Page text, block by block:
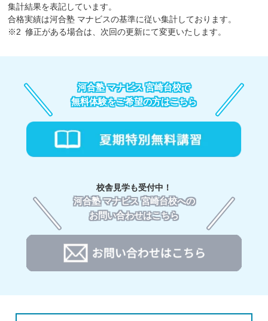
集計結果を表記しています。
合格実績は河合塾 マナビスの基準に従い集計しております。
※2 修正がある場合は、次回の更新にて変更いたします。
校舎見学も受付中！
河合塾 マナビス 宮崎台校への
お問い合わせはこちら
河合塾 マナビス 宮崎台校で
無料体験をご希望の方はこちら